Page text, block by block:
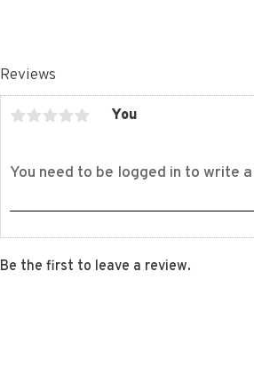
Reviews
You
Be the first to leave a review.